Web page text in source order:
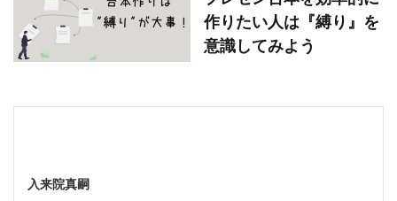
作りたい人は『縛り』を
意識してみよう
入来院真嗣